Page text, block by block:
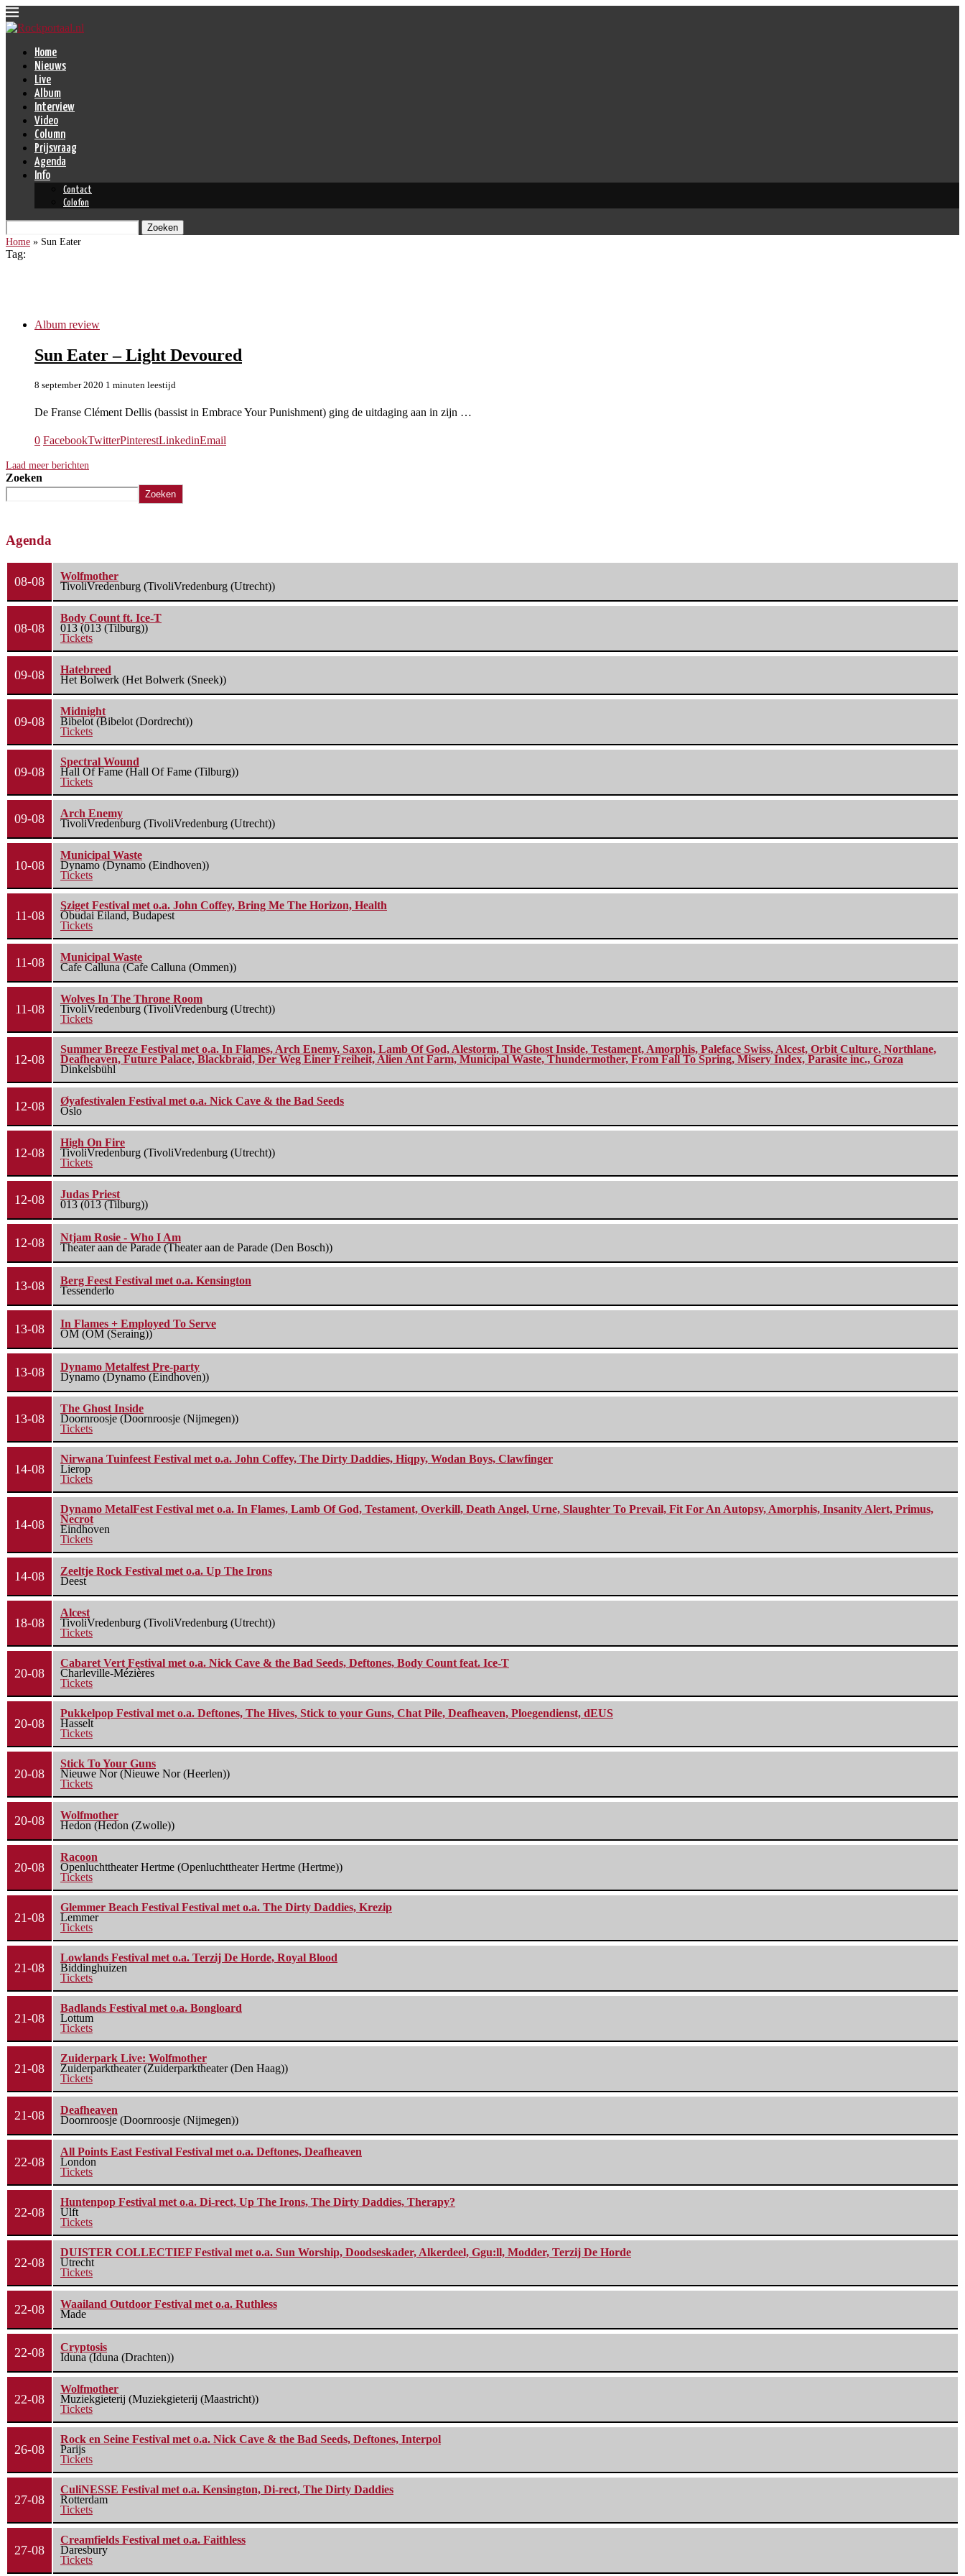
Home
Nieuws
Live
Album
Interview
Video
Column
Prijsvraag
Agenda
Info
Contact
Colofon
Zoeken
Home » Sun Eater
Tag:
Album review
Sun Eater – Light Devoured
8 september 2020 1 minuten leestijd
De Franse Clément Dellis (bassist in Embrace Your Punishment) ging de uitdaging aan in zijn …
0 FacebookTwitterPinterestLinkedinEmail
Laad meer berichten
Zoeken
Zoeken
Agenda
08-08
Wolfmother
TivoliVredenburg (TivoliVredenburg (Utrecht))
08-08
Body Count ft. Ice-T
013 (013 (Tilburg))
Tickets
09-08
Hatebreed
Het Bolwerk (Het Bolwerk (Sneek))
09-08
Midnight
Bibelot (Bibelot (Dordrecht))
Tickets
09-08
Spectral Wound
Hall Of Fame (Hall Of Fame (Tilburg))
Tickets
09-08
Arch Enemy
TivoliVredenburg (TivoliVredenburg (Utrecht))
10-08
Municipal Waste
Dynamo (Dynamo (Eindhoven))
Tickets
11-08
Sziget Festival met o.a. John Coffey, Bring Me The Horizon, Health
Óbudai Eiland, Budapest
Tickets
11-08
Municipal Waste
Cafe Calluna (Cafe Calluna (Ommen))
11-08
Wolves In The Throne Room
TivoliVredenburg (TivoliVredenburg (Utrecht))
Tickets
12-08
Summer Breeze Festival met o.a. In Flames, Arch Enemy, Saxon, Lamb Of God, Alestorm, The Ghost Inside, Testament, Amorphis, Paleface Swiss, Alcest, Orbit Culture, Northlane,
Deafheaven, Future Palace, Blackbraid, Der Weg Einer Freiheit, Alien Ant Farm, Municipal Waste, Thundermother, From Fall To Spring, Misery Index, Parasite inc., Groza
Dinkelsbühl
12-08
Øyafestivalen Festival met o.a. Nick Cave & the Bad Seeds
Oslo
12-08
High On Fire
TivoliVredenburg (TivoliVredenburg (Utrecht))
Tickets
12-08
Judas Priest
013 (013 (Tilburg))
12-08
Ntjam Rosie - Who I Am
Theater aan de Parade (Theater aan de Parade (Den Bosch))
13-08
Berg Feest Festival met o.a. Kensington
Tessenderlo
13-08
In Flames + Employed To Serve
OM (OM (Seraing))
13-08
Dynamo Metalfest Pre-party
Dynamo (Dynamo (Eindhoven))
13-08
The Ghost Inside
Doornroosje (Doornroosje (Nijmegen))
Tickets
14-08
Nirwana Tuinfeest Festival met o.a. John Coffey, The Dirty Daddies, Hiqpy, Wodan Boys, Clawfinger
Lierop
Tickets
14-08
Dynamo MetalFest Festival met o.a. In Flames, Lamb Of God, Testament, Overkill, Death Angel, Urne, Slaughter To Prevail, Fit For An Autopsy, Amorphis, Insanity Alert, Primus,
Necrot
Eindhoven
Tickets
14-08
Zeeltje Rock Festival met o.a. Up The Irons
Deest
18-08
Alcest
TivoliVredenburg (TivoliVredenburg (Utrecht))
Tickets
20-08
Cabaret Vert Festival met o.a. Nick Cave & the Bad Seeds, Deftones, Body Count feat. Ice-T
Charleville-Mézières
Tickets
20-08
Pukkelpop Festival met o.a. Deftones, The Hives, Stick to your Guns, Chat Pile, Deafheaven, Ploegendienst, dEUS
Hasselt
Tickets
20-08
Stick To Your Guns
Nieuwe Nor (Nieuwe Nor (Heerlen))
Tickets
20-08
Wolfmother
Hedon (Hedon (Zwolle))
20-08
Racoon
Openluchttheater Hertme (Openluchttheater Hertme (Hertme))
Tickets
21-08
Glemmer Beach Festival Festival met o.a. The Dirty Daddies, Krezip
Lemmer
Tickets
21-08
Lowlands Festival met o.a. Terzij De Horde, Royal Blood
Biddinghuizen
Tickets
21-08
Badlands Festival met o.a. Bongloard
Lottum
Tickets
21-08
Zuiderpark Live: Wolfmother
Zuiderparktheater (Zuiderparktheater (Den Haag))
Tickets
21-08
Deafheaven
Doornroosje (Doornroosje (Nijmegen))
22-08
All Points East Festival Festival met o.a. Deftones, Deafheaven
London
Tickets
22-08
Huntenpop Festival met o.a. Di-rect, Up The Irons, The Dirty Daddies, Therapy?
Ulft
Tickets
22-08
DUISTER COLLECTIEF Festival met o.a. Sun Worship, Doodseskader, Alkerdeel, Ggu:ll, Modder, Terzij De Horde
Utrecht
Tickets
22-08
Waailand Outdoor Festival met o.a. Ruthless
Made
22-08
Cryptosis
Iduna (Iduna (Drachten))
22-08
Wolfmother
Muziekgieterij (Muziekgieterij (Maastricht))
Tickets
26-08
Rock en Seine Festival met o.a. Nick Cave & the Bad Seeds, Deftones, Interpol
Parijs
Tickets
27-08
CuliNESSE Festival met o.a. Kensington, Di-rect, The Dirty Daddies
Rotterdam
Tickets
27-08
Creamfields Festival met o.a. Faithless
Daresbury
Tickets